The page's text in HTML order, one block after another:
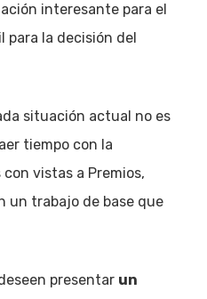
interesante para el
para la decisión del
situación actual no es
tiempo con la
vistas a Premios,
un trabajo de base que
presentar un